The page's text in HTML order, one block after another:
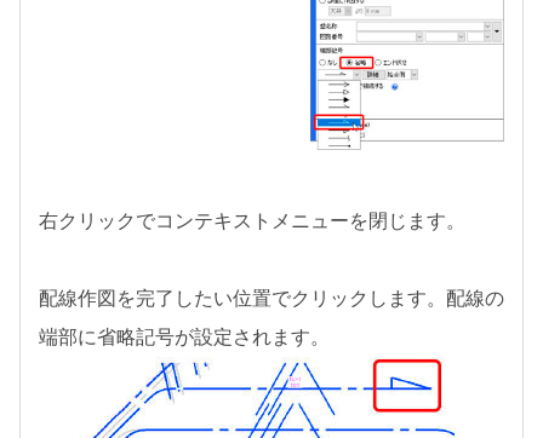
右クリックでコンテキストメニューを閉じます。
配線作図を完了したい位置でクリックします。配線の
端部に省略記号が設定されます。